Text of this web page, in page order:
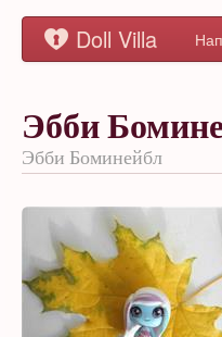
Doll Villa
Эбби
Эбби Боминейбл